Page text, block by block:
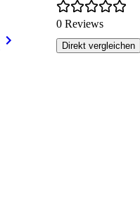
0 Reviews
Direkt vergleichen